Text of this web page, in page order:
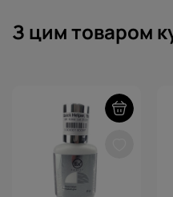
З цим товаром